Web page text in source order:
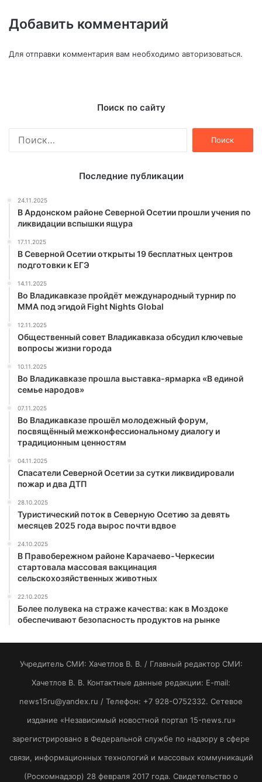
Добавить комментарий
Для отправки комментария вам необходимо авторизоваться.
Поиск по сайту
Последние публикации
24.11.2025
В Ардонском районе Северной Осетии прошли учения по
ликвидации вспышки ящура
17.11.2025
В Северной Осетии открыты 19 бесплатных центров
подготовки к ЕГЭ
14.11.2025
Во Владикавказе пройдёт международный турнир по
ММА под эгидой Fight Nights Global
12.11.2025
Общественный совет Владикавказа обсудил ключевые
вопросы жизни города
10.11.2025
Во Владикавказе прошла выставка-ярмарка «В единой
семье народов»
07.11.2025
Во Владикавказе прошёл молодежный форум,
посвящённый межконфессиональному диалогу и
традиционным ценностям
04.11.2025
Спасатели Северной Осетии за сутки ликвидировали
пожар и два ДТП
28.10.2025
Туристический поток в Северную Осетию за девять
месяцев 2025 года вырос почти вдвое
24.10.2025
В Правобережном районе Карачаево-Черкесии
стартовала массовая вакцинация
сельскохозяйственных животных
22.10.2025
Более полувека на страже качества: как в Моздоке
обеспечивают безопасность продуктов на рынке
Учредитель СМИ: Хaчeтлoв B. B. / Главный редактор СМИ:
Хaчeтлoв B. B. Контактные данные редакции: E-mail:
news15ru@yandex.ru / Телефон: +7 928-O752332. Сетевое
издание «Независимый новостной портал 15-news.ru»
зарегистрировано в Федеральной службе по надзору в сфере
связи, информационных технологий и массовых коммуникаций
(Роскомнадзор) 28 февраля 2017 года. Свидетельство о